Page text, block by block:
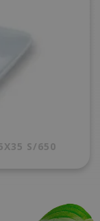
S/650